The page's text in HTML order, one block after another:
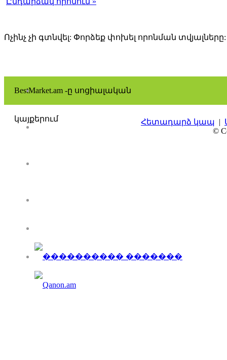
Ոչինչ չի գտնվել: Փորձեք փոխել որոնման տվյալները:
BestMarket.am -ը սոցիալական
կայքերում Հետադարձ կապ |
©